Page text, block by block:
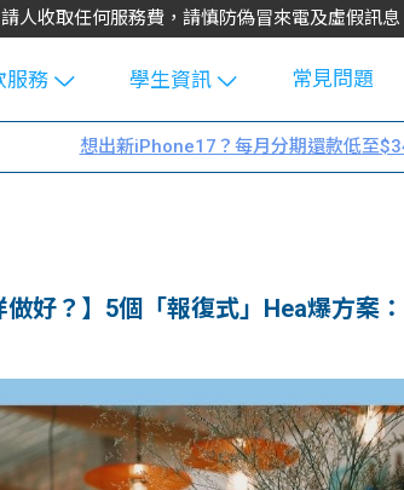
人收取任何服務費，請慎防偽冒來電及虛假訊
服務
貸款
生學費
人貸
學生資訊
Blog
大專生筍
Exchang
Guide
理財
常見問題
想出新iPhone17？每月分期還款低至
做好？】5個「報復式」Hea爆方案